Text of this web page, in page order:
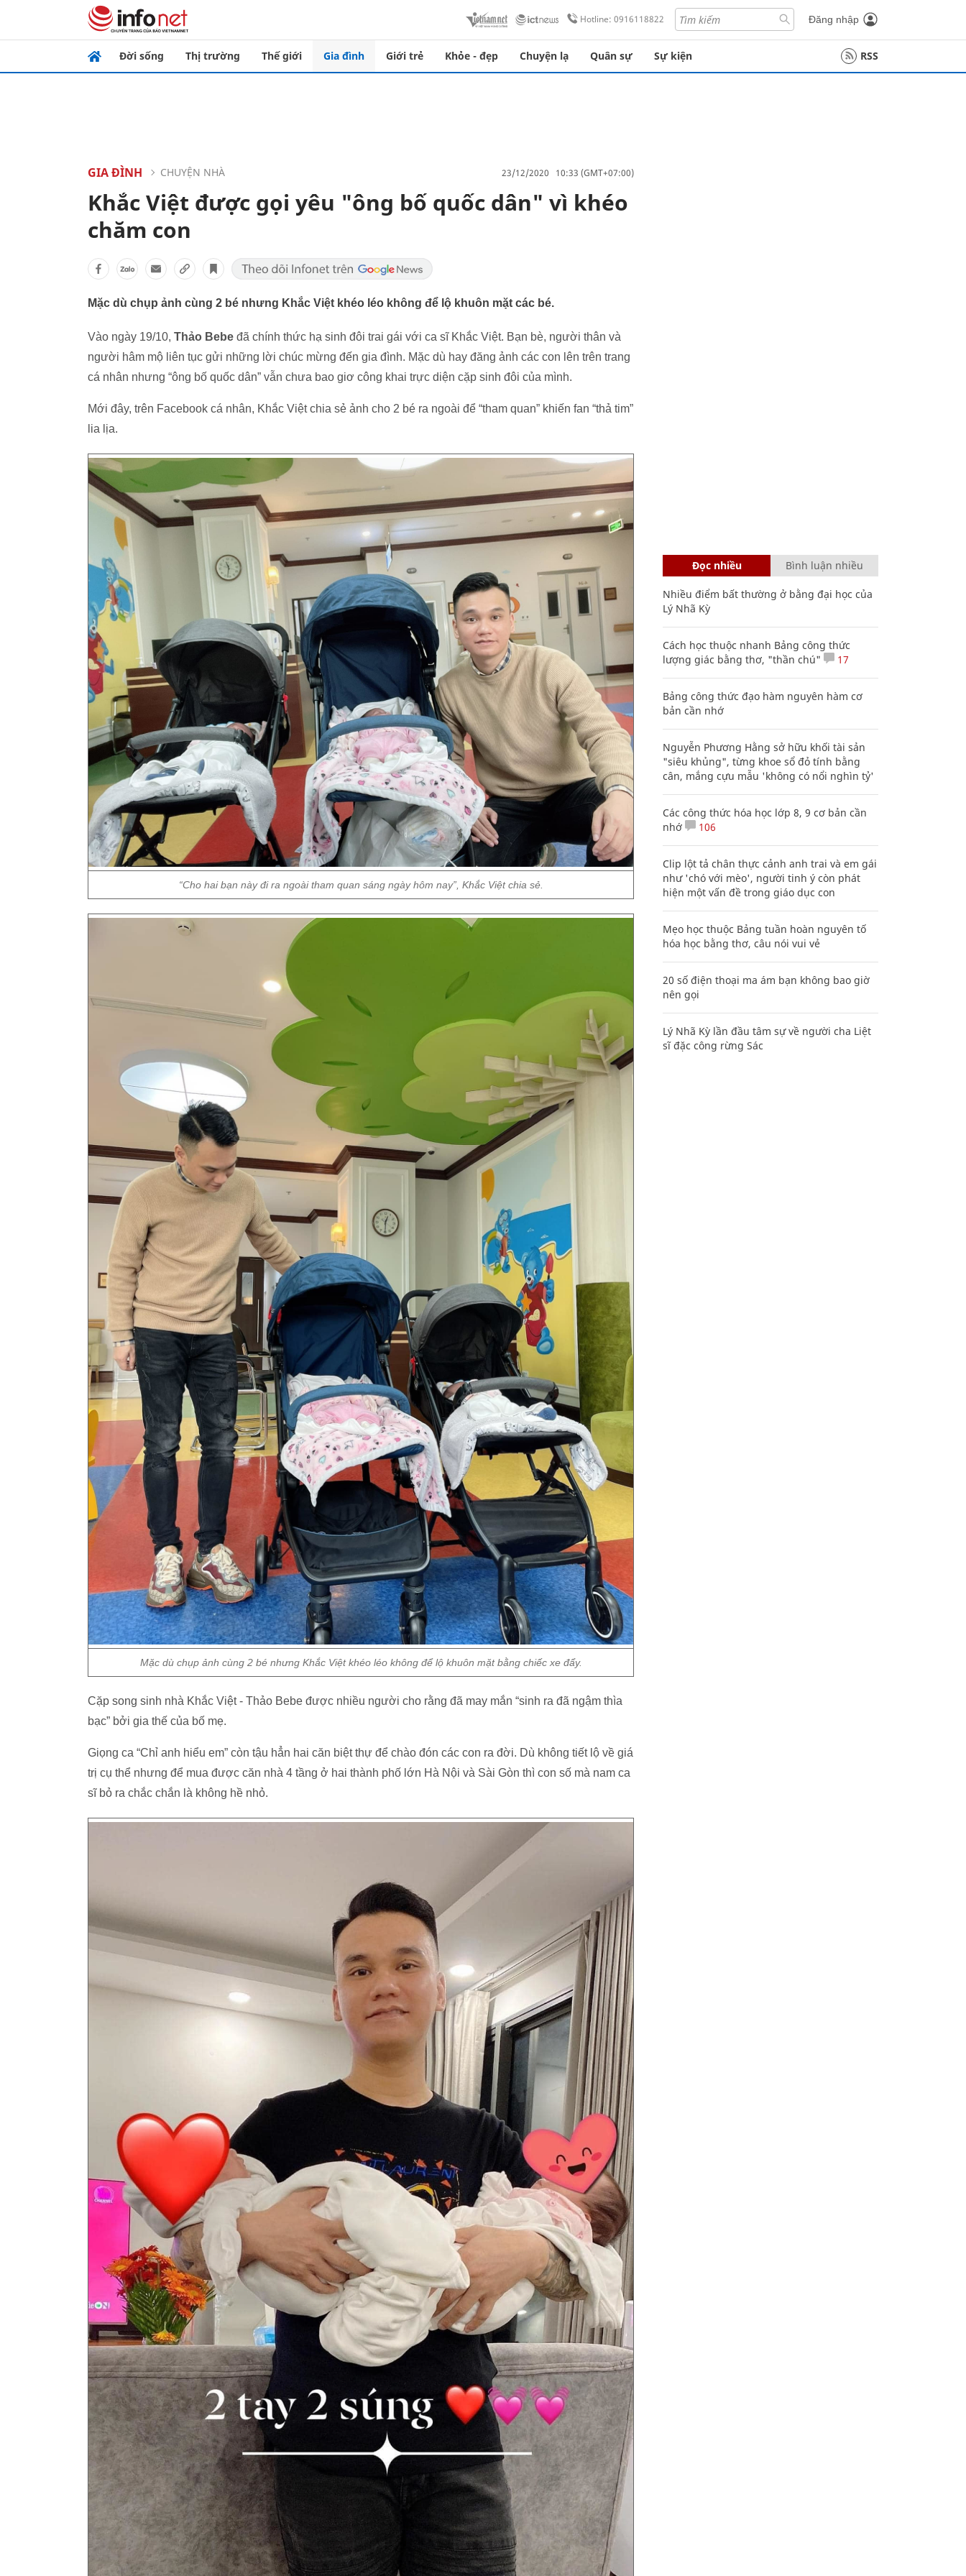
Hotline: 0916118822 Đăng nhập
Đời sống Thị trường Thế giới Gia đình Giới trẻ Khỏe - đẹp Chuyện lạ Quân sự Sự kiện RSS
GIA ĐÌNH CHUYỆN NHÀ 23/12/2020 10:33 (GMT+07:00)
Khắc Việt được gọi yêu "ông bố quốc dân" vì khéo
chăm con
Mặc dù chụp ảnh cùng 2 bé nhưng Khắc Việt khéo léo không để lộ khuôn mặt các bé.
Vào ngày 19/10, Thảo Bebe đã chính thức hạ sinh đôi trai gái với ca sĩ Khắc Việt. Bạn bè, người thân và
người hâm mộ liên tục gửi những lời chúc mừng đến gia đình. Mặc dù hay đăng ảnh các con lên trên trang
cá nhân nhưng “ông bố quốc dân” vẫn chưa bao giơ công khai trực diện cặp sinh đôi của mình.
Mới đây, trên Facebook cá nhân, Khắc Việt chia sẻ ảnh cho 2 bé ra ngoài để “tham quan” khiến fan “thả tim”
lia lịa.
“Cho hai bạn này đi ra ngoài tham quan sáng ngày hôm nay”, Khắc Việt chia sẻ.
Mặc dù chụp ảnh cùng 2 bé nhưng Khắc Việt khéo léo không để lộ khuôn mặt bằng chiếc xe đẩy.
Cặp song sinh nhà Khắc Việt - Thảo Bebe được nhiều người cho rằng đã may mắn “sinh ra đã ngậm thìa
bạc” bởi gia thế của bố mẹ.
Giọng ca “Chỉ anh hiểu em” còn tậu hẳn hai căn biệt thự để chào đón các con ra đời. Dù không tiết lộ về giá
trị cụ thể nhưng để mua được căn nhà 4 tầng ở hai thành phố lớn Hà Nội và Sài Gòn thì con số mà nam ca
sĩ bỏ ra chắc chắn là không hề nhỏ.
Đọc nhiều Bình luận nhiều
Nhiều điểm bất thường ở bằng đại học của
Lý Nhã Kỳ
Cách học thuộc nhanh Bảng công thức
lượng giác bằng thơ, "thần chú"
17
Bảng công thức đạo hàm nguyên hàm cơ
bản cần nhớ
Nguyễn Phương Hằng sở hữu khối tài sản
"siêu khủng", từng khoe sổ đỏ tính bằng
cân, mắng cựu mẫu 'không có nổi nghìn tỷ'
Các công thức hóa học lớp 8, 9 cơ bản cần
nhớ
106
Clip lột tả chân thực cảnh anh trai và em gái
như 'chó với mèo', người tinh ý còn phát
hiện một vấn đề trong giáo dục con
Mẹo học thuộc Bảng tuần hoàn nguyên tố
hóa học bằng thơ, câu nói vui vẻ
20 số điện thoại ma ám bạn không bao giờ
nên gọi
Lý Nhã Kỳ lần đầu tâm sự về người cha Liệt
sĩ đặc công rừng Sác